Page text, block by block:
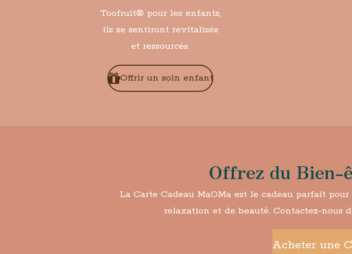
Toofruit® pour les enfants,
ils se sentiront revitalisés
et ressourcés.
Offrir un soin enfant
Offrez du Bien-
La Carte Cadeau MaOMa est le cadeau parfait
relaxation et de beauté. Contactez-nous
Acheter une